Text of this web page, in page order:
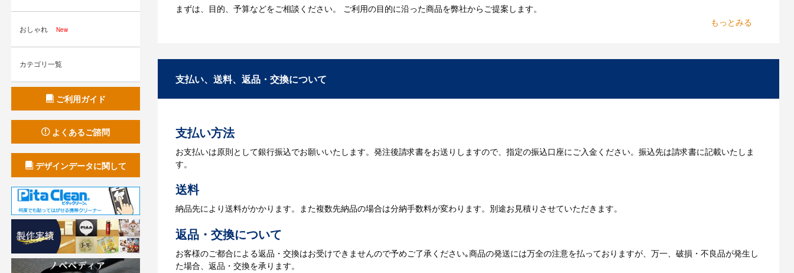
まずは、目的、予算などをご相談ください。 ご利用の目的に沿った商品を弊社からご提案します。
3.発注・データ入稿
お見積書を元に、製作が決定しましたら、ご注文書をお送りします。
4.納品
【名入れをする場合】データのご入稿後３週間程度で納品となります。
【名入れなしの場合】在庫がある場合、3～5営業日程度で納品となります。
支払い、送料、返品・交換について
支払い方法
お支払いは原則として銀行振込でお願いいたします。発注後請求書をお送りしますので、指定の振込口座にご入金ください。振込先は請求書に記載いたしま
す。
送料
納品先により送料がかかります。また複数先納品の場合は分納手数料が変わります。別途お見積りさせていただきます。
返品・交換について
お客様のご都合による返品・交換はお受けできませんので予めご了承ください｡商品の発送には万全の注意を払っておりますが、万一、破損・不良品が発生し
た場合、返品・交換を承ります。
おしゃれ New
カテゴリ一覧
ご利用ガイド
よくあるご諮問
デザインデータに関して